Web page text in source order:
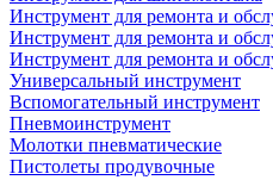
Инструмент для ремонта и
Инструмент для ремонта и
Инструмент для ремонта и
Универсальный инструмент
Вспомогательный инструмент
Пневмоинструмент
Молотки пневматические
Пистолеты продувочные